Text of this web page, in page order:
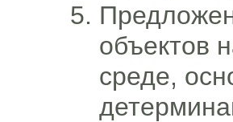
объектов
среде,